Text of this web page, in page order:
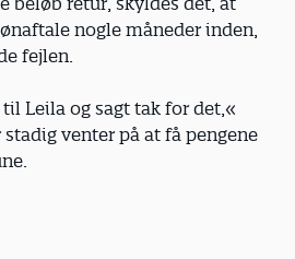
nogle måneder inden,
fejlen.
Leila og sagt tak for det,«
stadig venter på at få pengene